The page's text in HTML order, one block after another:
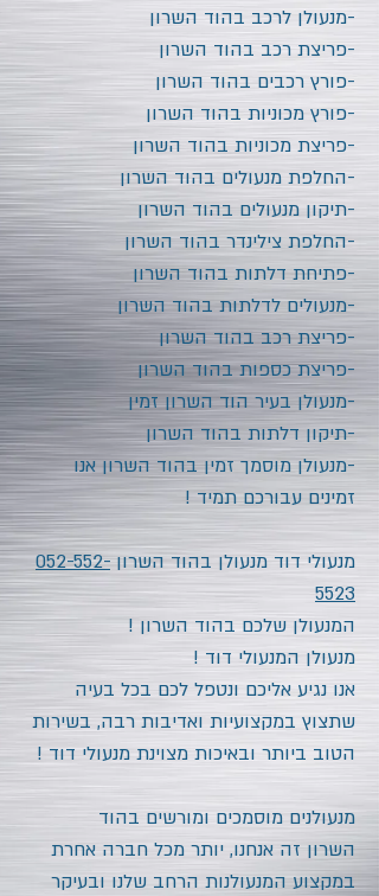
-מנעולן לרכב בהוד השרון
-פריצת רכב בהוד השרון
-פורץ רכבים בהוד השרון
-פורץ מכוניות בהוד השרון
-פריצת מכוניות בהוד השרון
-החלפת מנעולים בהוד השרון
-תיקון מנעולים בהוד השרון
-החלפת צילינדר בהוד השרון
-פתיחת דלתות בהוד השרון
-מנעולים לדלתות בהוד השרון
-פריצת רכבבהוד השרון
-פריצת כספותבהוד השרון
-מנעולן בעיר הוד השרון זמין
-תיקון דלתות בהוד השרון
-מנעולן מוסמך זמיןבהוד השרון אנו
זמינים עבורכם תמיד !
מנעולי דוד מנעולן בהוד השרון 052-552-
5523
המנעולן שלכם בהוד השרון !
מנעולן המנעולי דוד !
אנו נגיע אליכם ונטפל לכם בכל בעיה
שתצוץ במקצועיות ואדיבות רבה, בשירות
הטוב ביותר ובאיכות מצוינת מנעולי דוד !
מנעולנים מוסמכים ומורשים בהוד
השרון זה אנחנו, יותר מכל חברה אחרת
במקצוע המנעולנות הרחב שלנו ובעיקר